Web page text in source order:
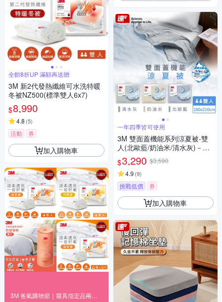
全館8折UP 滿額再送贈
3M 新2代發熱纖維可水洗特暖
冬被NZ500(標準雙人6x7)
$8,990
4.8 (5)
活動 券
加入購物車
一年四季皆可使用
3M 雙面蓋機能系列涼夏被-雙
人(北歐藍/奶油米/清水灰)－三
色任選
$3,290 $3,590
4.9 (9)
挑戰低價 券
加入購物車